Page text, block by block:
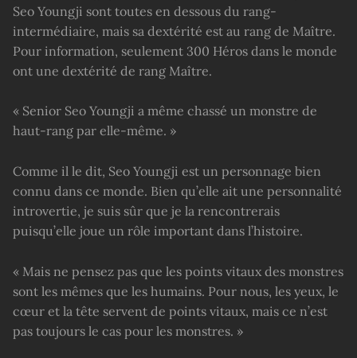
Seo Youngji sont toutes en dessous du rang-
intermédiaire, mais sa dextérité est au rang de Maître.
Pour information, seulement 300 Héros dans le monde
ont une dextérité de rang Maître.
« Senior Seo Youngji a même chassé un monstre de
haut-rang par elle-même. »
Comme il le dit, Seo Youngji est un personnage bien
connu dans ce monde. Bien qu’elle ait une personnalité
introvertie, je suis sûr que je la rencontrerais
puisqu’elle joue un rôle important dans l’histoire.
« Mais ne pensez pas que les points vitaux des monstres
sont les mêmes que les humains. Pour nous, les yeux, le
cœur et la tête servent de points vitaux, mais ce n’est
pas toujours le cas pour les monstres. »